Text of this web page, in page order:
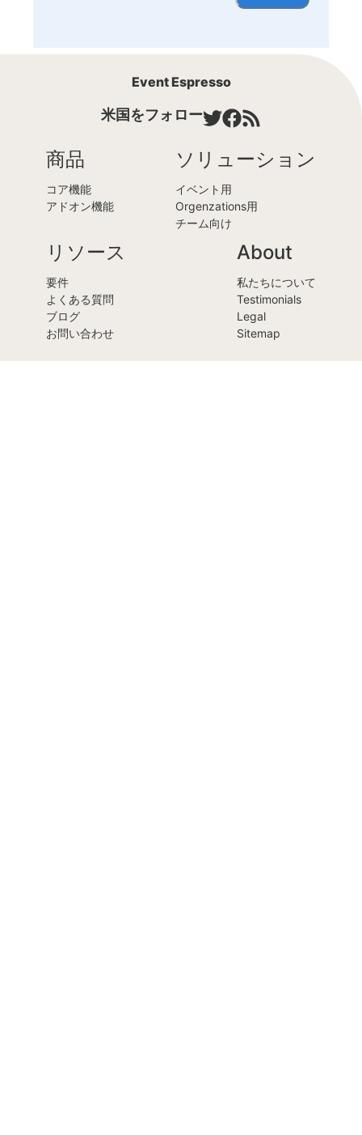
Event Espresso
米国をフォロー
商品
コア機能
アドオン機能
ソリューション
イベント用
Orgenzations用
チーム向け
リソース
要件
よくある質問
ブログ
お問い合わせ
About
私たちについて
Testimonials
Legal
Sitemap